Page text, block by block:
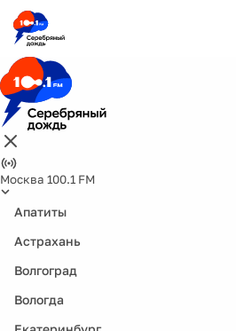
Москва 100.1 FM
Апатиты
Астрахань
Волгоград
Вологда